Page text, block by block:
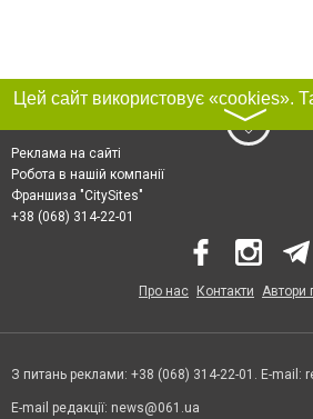
〉
Реклама на сайті
Робота в нашій компанії
Франшиза "CitySites"
+38 (068) 314-22-01
Про нас Контакти Автори
З питань реклами: +38 (068) 314-22-01. E-mail:
E-mail редакції: news@061.ua